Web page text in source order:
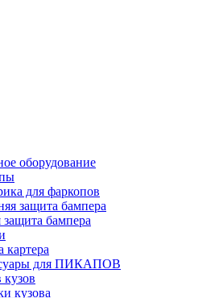
оборудование
для фаркопов
защита бампера
защита бампера
картера
для ПИКАПОВ
кузов
кузова